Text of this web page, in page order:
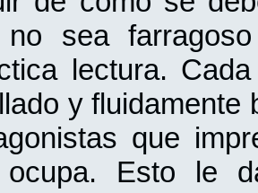
no sea
lectura.
y fluidamente
que
ocupa. Esto le